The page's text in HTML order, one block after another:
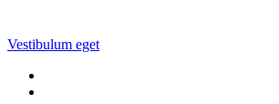
Vestibulum eget